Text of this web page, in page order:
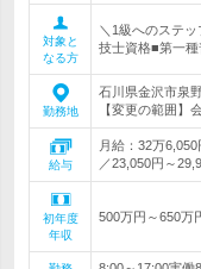
対象と
なる方
＼1級へのステ
技士資格■第一
勤務地
石川県金沢市泉
【変更の範囲】
給与
月給：32万
／23,050円～
初年度
年収
500万円～650万